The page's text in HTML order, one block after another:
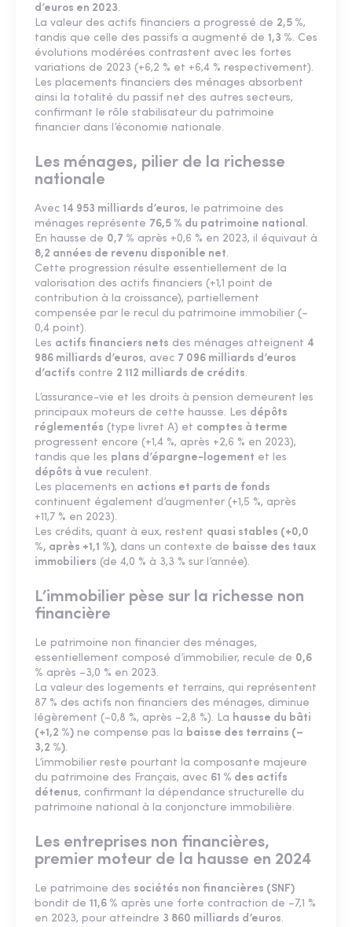
d’euros en 2023.
La valeur des actifs financiers a progressé de 2,5 %,
tandis que celle des passifs a augmenté de 1,3 %. Ces
évolutions modérées contrastent avec les fortes
variations de 2023 (+6,2 % et +6,4 % respectivement).
Les placements financiers des ménages absorbent
ainsi la totalité du passif net des autres secteurs,
confirmant le rôle stabilisateur du patrimoine
financier dans l’économie nationale.
Les ménages, pilier de la richesse
nationale
Avec 14 953 milliards d’euros, le patrimoine des
ménages représente 76,5 % du patrimoine national.
En hausse de 0,7 % après +0,6 % en 2023, il équivaut à
8,2 années de revenu disponible net.
Cette progression résulte essentiellement de la
valorisation des actifs financiers (+1,1 point de
contribution à la croissance), partiellement
compensée par le recul du patrimoine immobilier (–
0,4 point).
Les actifs financiers nets des ménages atteignent 4
986 milliards d’euros, avec 7 096 milliards d’euros
d’actifs contre 2 112 milliards de crédits.
L’assurance-vie et les droits à pension demeurent les
principaux moteurs de cette hausse. Les dépôts
réglementés (type livret A) et comptes à terme
progressent encore (+1,4 %, après +2,6 % en 2023),
tandis que les plans d’épargne-logement et les
dépôts à vue reculent.
Les placements en actions et parts de fonds
continuent également d’augmenter (+1,5 %, après
+11,7 % en 2023).
Les crédits, quant à eux, restent quasi stables (+0,0
%, après +1,1 %), dans un contexte de baisse des taux
immobiliers (de 4,0 % à 3,3 % sur l’année).
L’immobilier pèse sur la richesse non
financière
Le patrimoine non financier des ménages,
essentiellement composé d’immobilier, recule de 0,6
% après –3,0 % en 2023.
La valeur des logements et terrains, qui représentent
87 % des actifs non financiers des ménages, diminue
légèrement (–0,8 %, après –2,8 %). La hausse du bâti
(+1,2 %) ne compense pas la baisse des terrains (–
3,2 %).
L’immobilier reste pourtant la composante majeure
du patrimoine des Français, avec 61 % des actifs
détenus, confirmant la dépendance structurelle du
patrimoine national à la conjoncture immobilière.
Les entreprises non financières,
premier moteur de la hausse en 2024
Le patrimoine des sociétés non financières (SNF)
bondit de 11,6 % après une forte contraction de –7,1 %
en 2023, pour atteindre 3 860 milliards d’euros.